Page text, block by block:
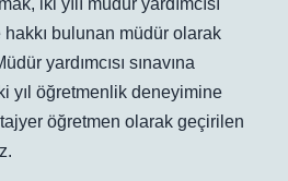
iki yılı müdür yardımcısı
hakkı bulunan müdür olarak
yardımcısı sınavına
yıl öğretmenlik deneyimine
öğretmen olarak geçirilen